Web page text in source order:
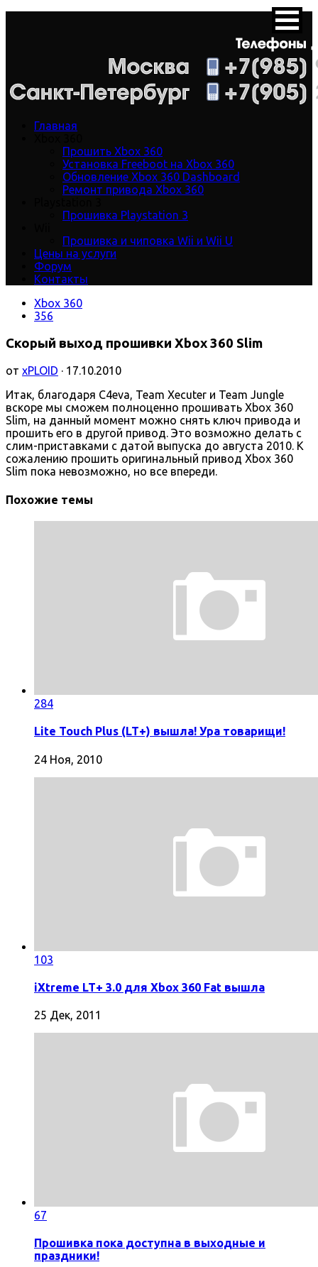
Главная
Прошить Xbox 360
Установка Freeboot на Xbox 360
Обновление Xbox 360 Dashboard
Ремонт привода Xbox 360
Прошивка Playstation 3
Прошивка и чиповка Wii и Wii U
Цены на услуги
Форум
Контакты
Xbox 360
356
Скорый выход прошивки Xbox 360 Slim
от xPLOID · 17.10.2010
Итак, благодаря C4eva, Team Xecuter и Team Jungle
вскоре мы сможем полноценно прошивать Xbox 360
Slim, на данный момент можно снять ключ привода и
прошить его в другой привод. Это возможно делать с
слим-приставками с датой выпуска до августа 2010. К
сожалению прошить оригинальный привод Xbox 360
Slim пока невозможно, но все впереди.
Похожие темы
284
Lite Touch Plus (LT+) вышла! Ура товарищи!
24 Ноя, 2010
103
iXtreme LT+ 3.0 для Xbox 360 Fat вышла
25 Дек, 2011
67
Прошивка пока доступна в выходные и
праздники!